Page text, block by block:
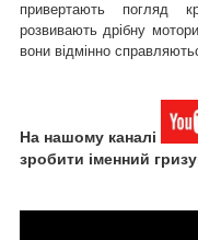
привертають погляд
розвивають дрібну
вони відмінно
На нашому каналі
зробити іменний